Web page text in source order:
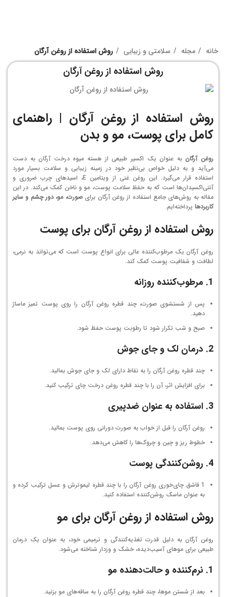
خانه مجله سلامتی و زیبایی روش استفاده از روغن آرگان
روش استفاده از روغن آرگان
روش استفاده از روغن آرگان | راهنمای
کامل برای پوست، مو و بدن
روغن آرگانبه عنوان یک اکسیر طبیعی از هسته میوه درخت آرگان به دست
می‌آید و به دلیل خواص بی‌نظیر خود در زمینه زیبایی و سلامت بسیار مورد
استفاده قرار می‌گیرد. این روغن غنی از ویتامین E، اسیدهای چرب ضروری و
آنتی‌اکسیدان‌ها است که به حفظ سلامت پوست، مو و ناخن کمک می‌کند. در این
مقاله به روش‌های جامع استفاده از روغن آرگان برایصورت، مو، دور چشم و سایر
کاربردها پرداخته‌ایم.
روش استفاده از روغن آرگان برای پوست
روغن آرگان یک مرطوب‌کننده عالی برای انواع پوست است که می‌تواند به نرمی،
لطافت و شفافیت پوست کمک کند.
1. مرطوب‌کننده روزانه
پس از شستشوی صورت، چند قطره روغن آرگان را روی پوست تمیز ماساژ
دهید.
صبح و شب تکرار شود تا رطوبت پوست حفظ شود.
2. درمان لک و جای جوش
چند قطره روغن آرگان را به نقاط دارای لک و جای جوش بمالید.
برای افزایش اثر، آن را با چند قطره روغن درخت چای ترکیب کنید.
3. استفاده به عنوان ضدپیری
روغن آرگان را قبل از خواب به صورت دورانی روی پوست بمالید.
خطوط ریز و چین و چروک‌ها را کاهش می‌دهد.
4. روشن‌کنندگی پوست
1 قاشق چای‌خوری روغن آرگان را با چند قطره لیموترش و عسل ترکیب کرده و
به عنوان ماسک روشن‌کننده استفاده کنید.
روش استفاده از روغن آرگان برای مو
روغن آرگان به دلیل قدرت تغذیه‌کنندگی و ترمیمی خود، به عنوان یک درمان
طبیعی برای موهای آسیب‌دیده، خشک و وزدار شناخته می‌شود.
1. نرم‌کننده و حالت‌دهنده مو
بعد از شستن موها، چند قطره روغن آرگان را به ساقه‌های مو بزنید.